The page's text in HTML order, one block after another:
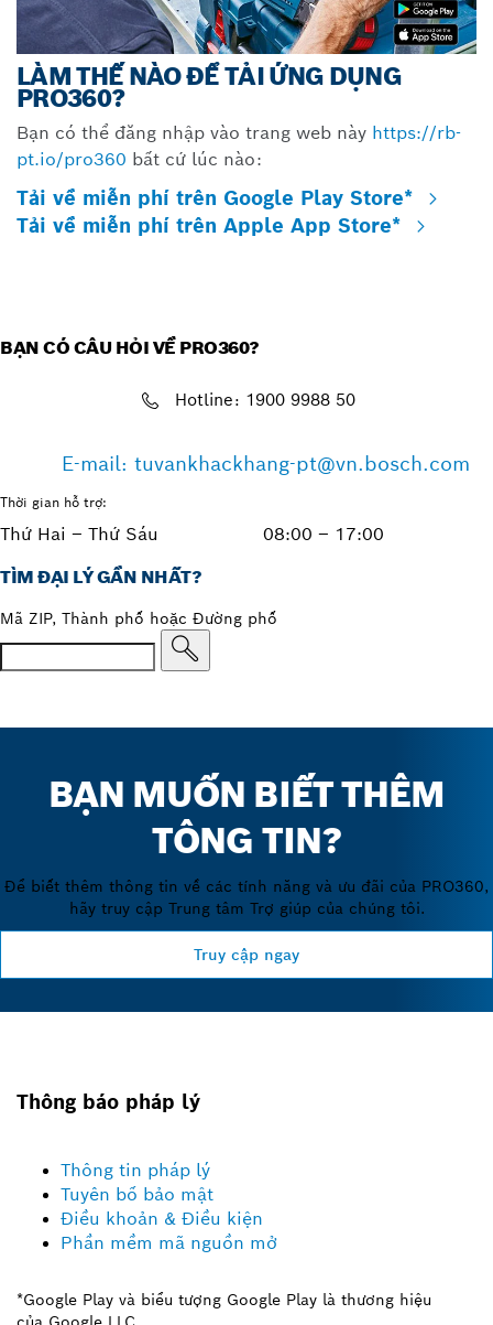
LÀM THẾ NÀO ĐỂ TẢI ỨNG DỤNG
PRO360?
Bạn có thể đăng nhập vào trang web này https://rb-
pt.io/pro360 bất cứ lúc nào:
Tải về miễn phí trên Google Play Store*
Tải về miễn phí trên Apple App Store*
BẠN CÓ CÂU HỎI VỀ PRO360?
Hotline: 1900 9988 50
E-mail: tuvankhackhang-pt@vn.bosch.com
Thời gian hỗ trợ:
Thứ Hai – Thứ Sáu
08:00 – 17:00
TÌM ĐẠI LÝ GẦN NHẤT?
Mã ZIP, Thành phố hoặc Đường phố
BẠN MUỐN BIẾT THÊM
TÔNG TIN?
Để biết thêm thông tin về các tính năng và ưu đãi của PRO360,
hãy truy cập Trung tâm Trợ giúp của chúng tôi.
Truy cập ngay
Thông báo pháp lý
Thông tin pháp lý
Tuyên bố bảo mật
Điều khoản & Điều kiện
Phần mềm mã nguồn mở
*Google Play và biểu tượng Google Play là thương hiệu